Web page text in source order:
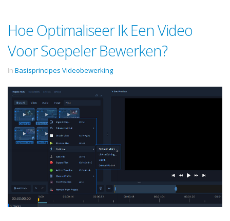
Hoe Optimaliseer Ik Een Video
Voor Soepeler Bewerken?
In Basisprincipes Videobewerking